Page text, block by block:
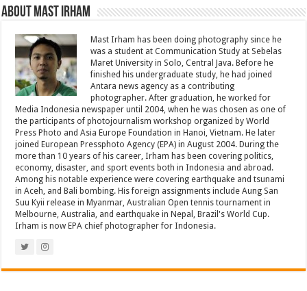
About Mast Irham
Mast Irham has been doing photography since he
was a student at Communication Study at Sebelas
Maret University in Solo, Central Java. Before he
finished his undergraduate study, he had joined
Antara news agency as a contributing
photographer. After graduation, he worked for
Media Indonesia newspaper until 2004, when he was chosen as one of
the participants of photojournalism workshop organized by World
Press Photo and Asia Europe Foundation in Hanoi, Vietnam. He later
joined European Pressphoto Agency (EPA) in August 2004. During the
more than 10 years of his career, Irham has been covering politics,
economy, disaster, and sport events both in Indonesia and abroad.
Among his notable experience were covering earthquake and tsunami
in Aceh, and Bali bombing. His foreign assignments include Aung San
Suu Kyii release in Myanmar, Australian Open tennis tournament in
Melbourne, Australia, and earthquake in Nepal, Brazil's World Cup.
Irham is now EPA chief photographer for Indonesia.